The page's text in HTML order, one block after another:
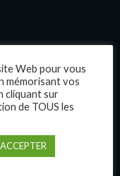
Web pour vous
mémorisant vos
cliquant sur
de TOUS les
ACCEPTER